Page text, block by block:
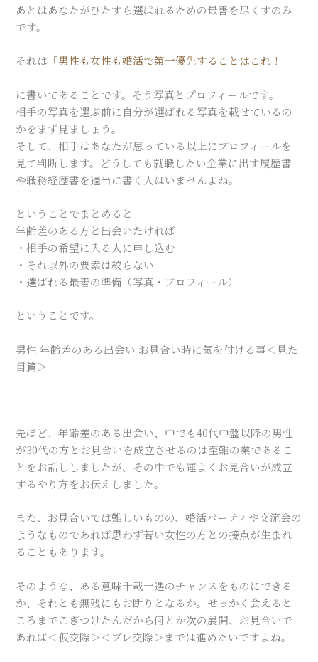
あとはあなたがひたすら選ばれるための最善を尽くすのみ
です。
それは 「男性も女性も婚活で第一優先することはこれ！」
に書いてあることです。そう写真とプロフィールです。
相手の写真を選ぶ前に自分が選ばれる写真を載せているの
かをまず見ましょう。
そして、相手はあなたが思っている以上にプロフィールを
見て判断します。どうしても就職したい企業に出す履歴書
や職務経歴書を適当に書く人はいませんよね。
ということでまとめると
年齢差のある方と出会いたければ
・相手の希望に入る人に申し込む
・それ以外の要素は絞らない
・選ばれる最善の準備（写真・プロフィール）
ということです。
男性 年齢差のある出会い お見合い時に気を付ける事＜見た
目篇＞
先ほど、年齢差のある出会い、中でも40代中盤以降の男性
が30代の方とお見合いを成立させるのは至難の業であるこ
とをお話ししましたが、その中でも運よくお見合いが成立
するやり方をお伝えしました。
また、お見合いでは難しいものの、婚活パーティや交流会の
ようなものであれば思わず若い女性の方との接点が生まれ
ることもあります。
そのような、ある意味千載一遇のチャンスをものにできる
か、それとも無残にもお断りとなるか。せっかく会えると
ころまでこぎつけたんだから何とか次の展開、お見合いで
あれば＜仮交際＞＜プレ交際＞までは進めたいですよね。